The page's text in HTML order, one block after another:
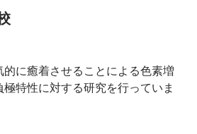
的に癒着させることによる色素増
特性に対する研究を行っていま